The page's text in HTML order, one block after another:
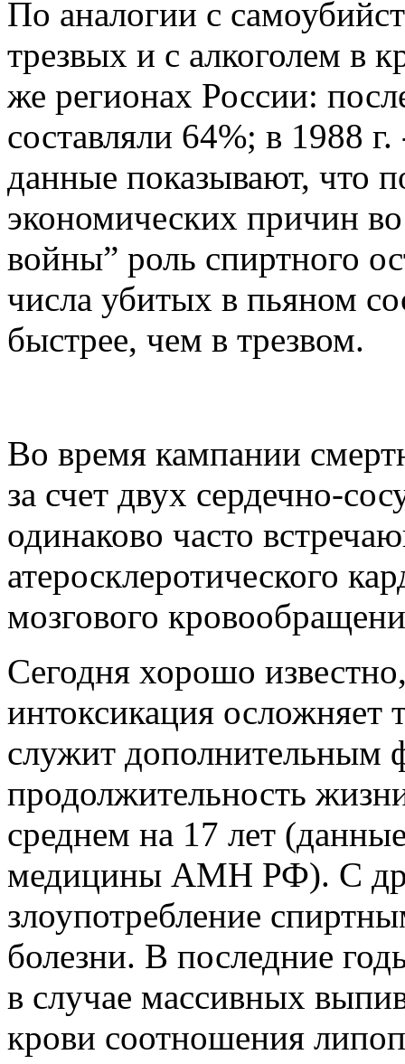
По аналогии с
трезвых и с алкоголем в
же регионах России:
составляли 64%; в 1988
данные показывают, что
экономических причин
войны” роль спиртного
числа убитых в пьяном
быстрее, чем в трезвом.
Во время кампании
за счет двух сердечно-
одинаково часто
атеросклеротического
мозгового
Сегодня хорошо
интоксикация осложняет
служит дополнительным
продолжительность
среднем на 17 лет
медицины АМН РФ). С
злоупотребление
болезни. В последние
в случае массивных
крови соотношения